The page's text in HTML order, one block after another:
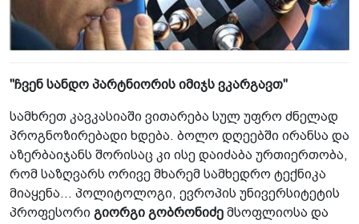
"ჩვენ სანდო პარტნიორის იმიჯს ვკარგავთ"
სამხრეთ კავკასიაში ვითარება სულ უფრო ძნელად
პროგნოზირებადი ხდება. ბოლო დღეებში ირანსა და
აზერბაიჯანს შორისაც კი ისე დაიძაბა ურთიერთობა,
რომ საზღვარს ორივე მხარემ სამხედრო ტექნიკა
მიაყენა... პოლიტოლოგი, ევროპის უნივერსიტეტის
პროფესორი გიორგი გობრონიძე მსოფლიოსა და